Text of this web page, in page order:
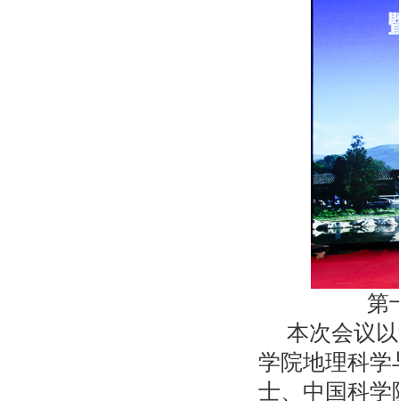
第
本次会议
学院地理科
士、中国科